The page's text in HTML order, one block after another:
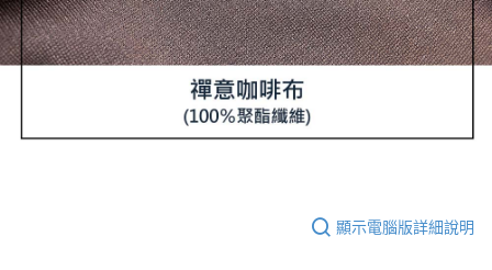
顯示電腦版詳細說明